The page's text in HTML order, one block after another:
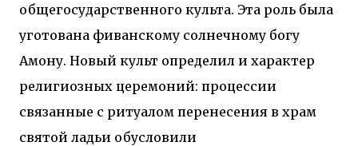
общегосударственного культа. Эта роль была
уготована фиванскому солнечному богу
Амону. Новый культ определил и характер
религиозных церемоний: процессии
связанные с ритуалом перенесения в храм
святой ладьи обусловили